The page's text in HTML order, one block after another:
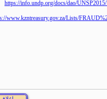
https://info.undp.org/docs/dao/
https://www.kzntreasury.gov.za/Lists/